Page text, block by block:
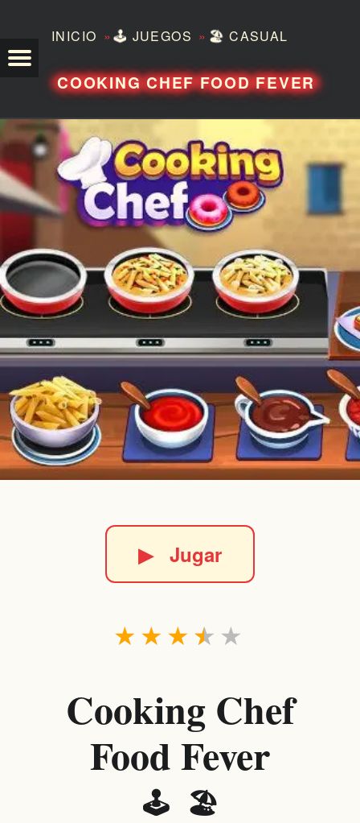
INICIO »🕹️ JUEGOS » 🏖️ CASUAL
COOKING CHEF FOOD FEVER
▶Jugar
★
★
★
★
★
Cooking Chef
Food Fever
🕹️ 🏖️